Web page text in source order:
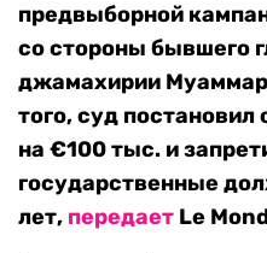
предвыборной
со стороны бывшего
джамахирии
того, суд
на €100 тыс. и
государственные
лет, передает Le